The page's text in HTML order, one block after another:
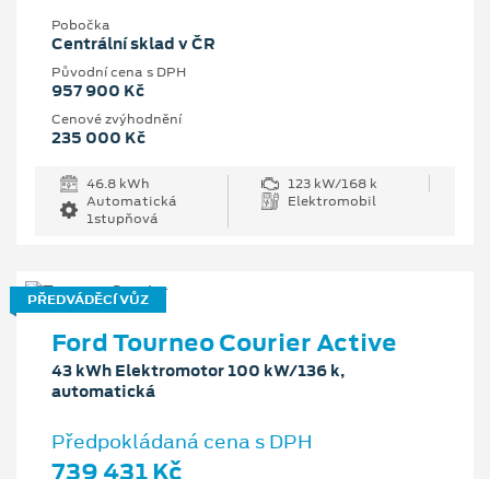
Pobočka
Centrální sklad v ČR
Původní cena s DPH
957 900 Kč
Cenové zvýhodnění
235 000 Kč
46.8 kWh
123 kW/168 k
Automatická
1stupňová
Elektromobil
PŘEDVÁDĚCÍ VŮZ
Ford Tourneo Courier Active
43 kWh Elektromotor 100 kW/136 k,
automatická
Předpokládaná cena s DPH
739 431 Kč